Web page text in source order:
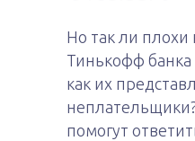
Но так ли плохи
Тинькофф
как их
помогут